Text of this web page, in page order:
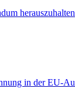
herauszuhalten
in der EU-